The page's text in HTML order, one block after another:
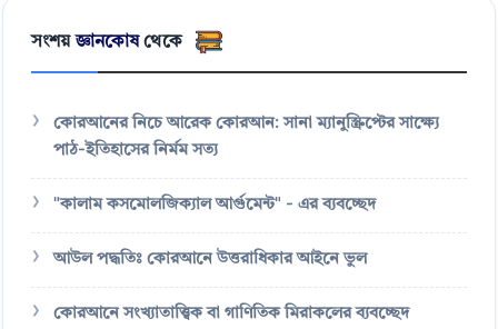
সংশয়জ্ঞানকোষথেকে
কোরআনের নিচে আরেক কোরআন: সানা ম্যানুস্ক্রিপ্টের সাক্ষ্যে
পাঠ-ইতিহাসের নির্মম সত্য
"কালাম কসমোলজিক্যাল আর্গুমেন্ট" - এর ব্যবচ্ছেদ
আউল পদ্ধতিঃ কোরআনে উত্তরাধিকার আইনে ভুল
কোরআনে সংখ্যাতাত্ত্বিক বা গাণিতিক মিরাকলের ব্যবচ্ছেদ